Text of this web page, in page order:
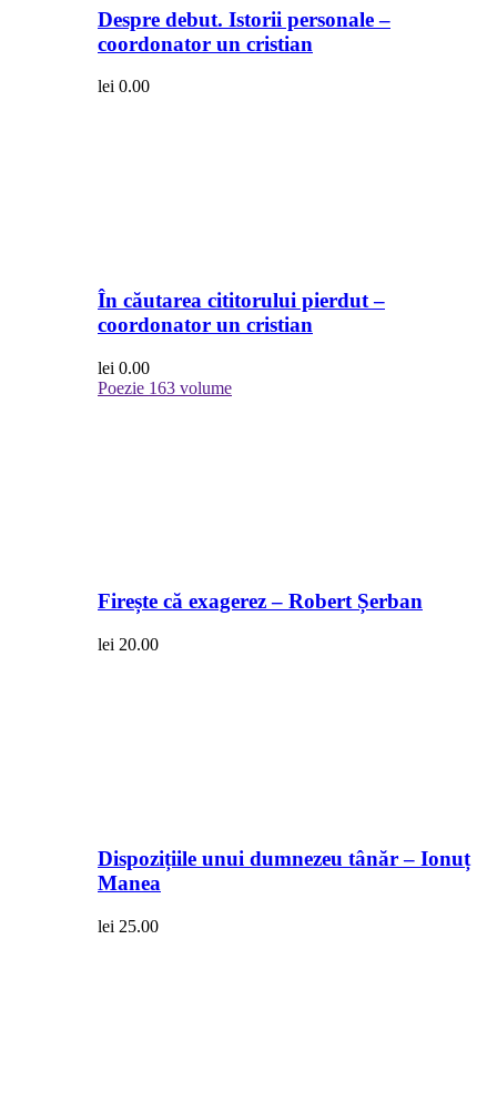
Despre debut. Istorii personale –
coordonator un cristian
lei 0.00
În căutarea cititorului pierdut –
coordonator un cristian
lei 0.00
Poezie 163 volume
Firește că exagerez – Robert Șerban
lei 20.00
Dispozițiile unui dumnezeu tânăr – Ionuț
Manea
lei 25.00